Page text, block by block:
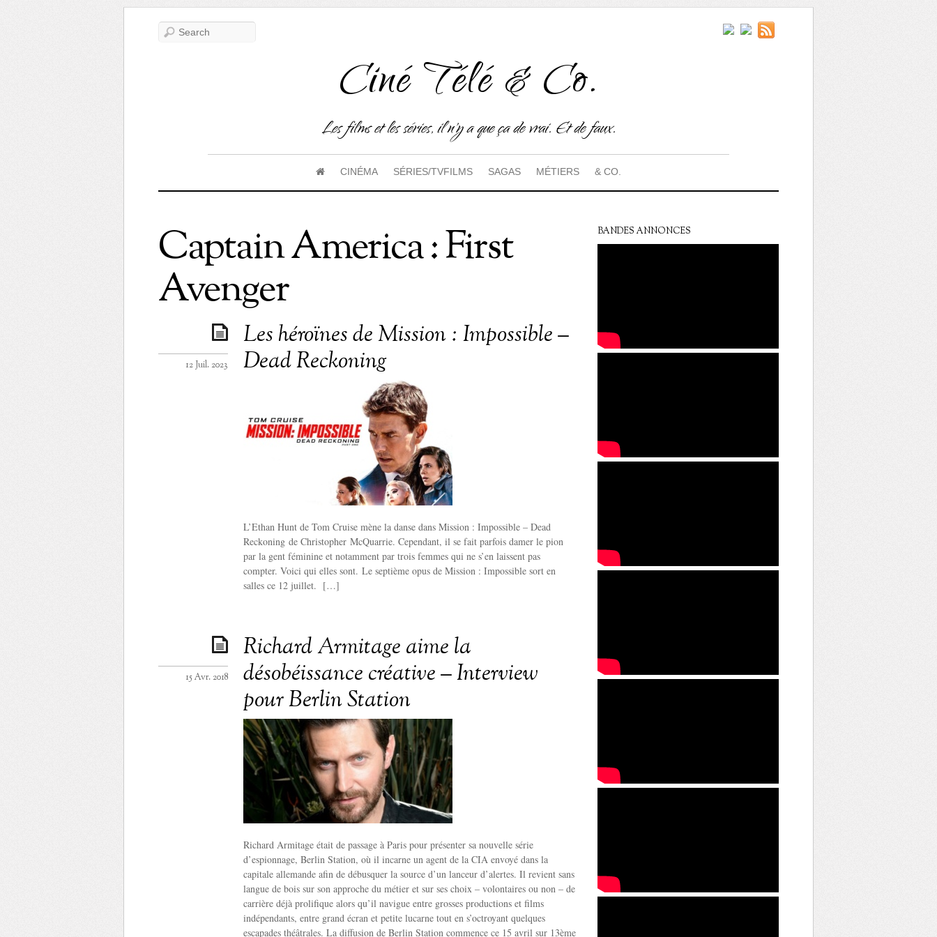
Ciné Télé & Co.
Les films et les séries, il n'y a que ça de vrai. Et de faux.
CINÉMA SÉRIES/TVFILMS SAGAS MÉTIERS & CO.
Captain America : First
Avenger
Les héroïnes de Mission : Impossible –
Dead Reckoning
12 Juil. 2023
L’Ethan Hunt de Tom Cruise mène la danse dans Mission : Impossible – Dead
Reckoning de Christopher McQuarrie. Cependant, il se fait parfois damer le pion
par la gent féminine et notamment par trois femmes qui ne s’en laissent pas
compter. Voici qui elles sont. Le septième opus de Mission : Impossible sort en
salles ce 12 juillet. […]
Richard Armitage aime la
désobéissance créative – Interview
pour Berlin Station
15 Avr. 2018
Richard Armitage était de passage à Paris pour présenter sa nouvelle série
d’espionnage, Berlin Station, où il incarne un agent de la CIA envoyé dans la
capitale allemande afin de débusquer la source d’un lanceur d’alertes. Il revient sans
langue de bois sur son approche du métier et sur ses choix – volontaires ou non – de
carrière déjà prolifique alors qu’il navigue entre grosses productions et films
indépendants, entre grand écran et petite lucarne tout en s’octroyant quelques
escapades théâtrales. La diffusion de Berlin Station commence ce 15 avril sur 13ème
BANDES ANNONCES